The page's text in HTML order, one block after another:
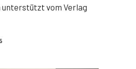
vom Verlag